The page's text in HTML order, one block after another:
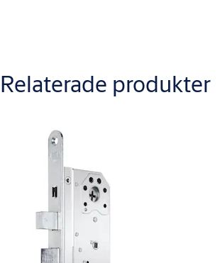
Relaterade produkter